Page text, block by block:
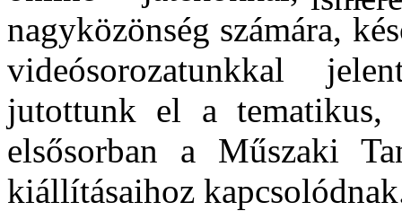
nagyközönség számára,
videósorozatunkkal
jutottunk el a tematikus,
elsősorban a Műszaki
kiállításaihoz